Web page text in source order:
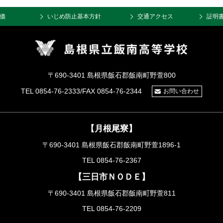
いじめ防止基本方針 交通アクセス 証明
〒690-3401 島根県飯石郡飯南町野萱800
TEL 0854-76-2333/FAX 0854-76-2344
お問い合わせ
【月根尾寮】
〒690-3401 島根県飯石郡飯南町野萱1896-1
TEL 0854-76-2367
【三日市ＮＯＤＥ】
〒690-3401 島根県飯石郡飯南町野萱811
TEL 0854-76-2209